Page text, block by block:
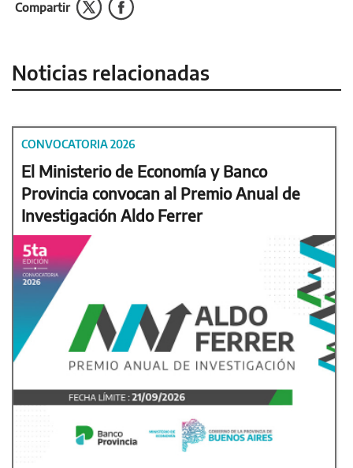
Compartir
Noticias relacionadas
CONVOCATORIA 2026
El Ministerio de Economía y Banco
Provincia convocan al Premio Anual de
Investigación Aldo Ferrer